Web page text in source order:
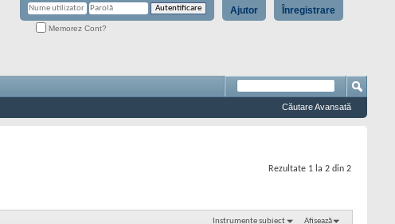
Înregistrare
Ajutor
Memorez Cont?
Căutare Avansată
Rezultate 1 la 2 din 2
Instrumente subiect Afișează